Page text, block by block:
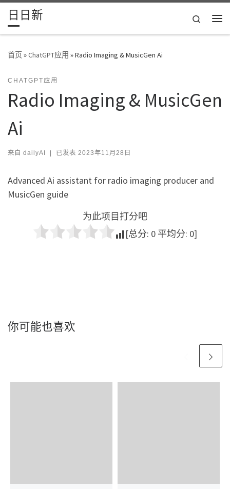
Skip to content
日日新
Search
首页»ChatGPT应用 »Radio Imaging & MusicGen Ai
CHATGPT应用
Radio Imaging & MusicGen
Ai
来自 dailyAI | 已发表 2023年11月28日
Advanced Ai assistant for radio imaging producer and
MusicGen guide
为此项目打分吧
[总分: 0 平均分: 0]
你可能也喜欢